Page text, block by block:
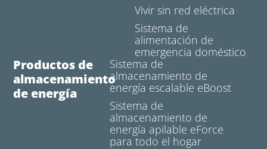
Vivir sin red eléctrica
Sistema de
alimentación de
emergencia doméstico
Productos de
almacenamiento
de energía
Sistema de
almacenamiento de
energía escalable eBoost
Sistema de
almacenamiento de
energía apilable eForce
para todo el hogar